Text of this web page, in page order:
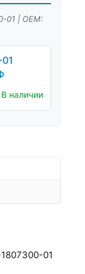
01 | OEM:
В наличии
01